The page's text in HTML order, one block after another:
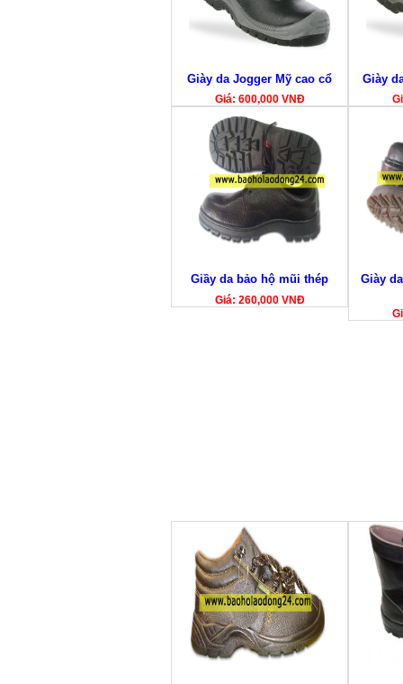
Giày da Jogger Mỹ cao cổ
Giá: 600,000 VNĐ
Giày
Giầy da bảo hộ mũi thép
Giá: 260,000 VNĐ
Giày